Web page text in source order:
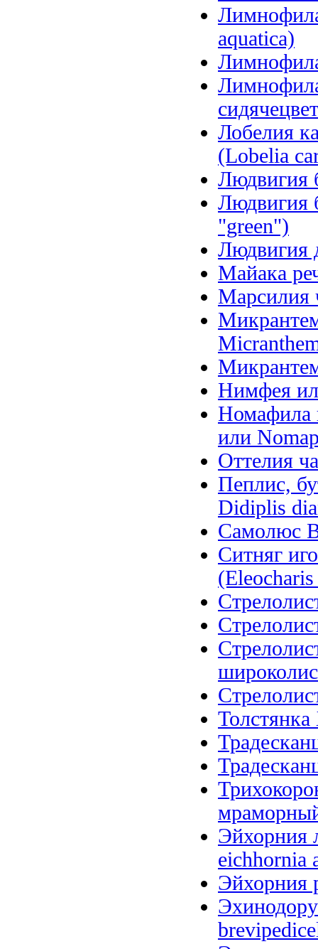
aquatica)
Лобелия
(Lobelia
Людвигия
Людвигия
"green")
Людвигия
Майака
Марсилия
Нимфея
Номафила
или
Оттелия
Пеплис,
Didiplis
Самолюс
Ситняг
Эйхорния
eichhornia
Эйхорния